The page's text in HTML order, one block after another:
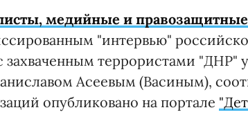
медийные и
"интервью"
захваченным террористами
Асеевым (Васиным),
опубликовано на портале